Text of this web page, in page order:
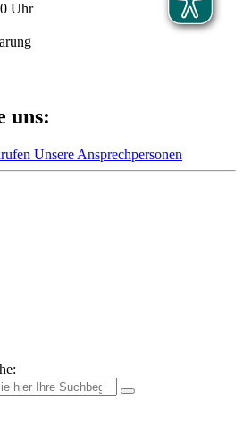
Uhr
uns:
Unsere Ansprechpersonen